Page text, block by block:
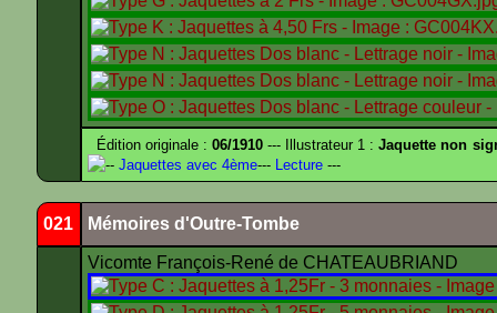
Édition originale :06/1910 --- Illustrateur 1 :Jaquette non
-- Jaquettes avec 4ème--- Lecture ---
021 Mémoires d'Outre-Tombe
Vicomte François-René de CHATEAUBRIAND